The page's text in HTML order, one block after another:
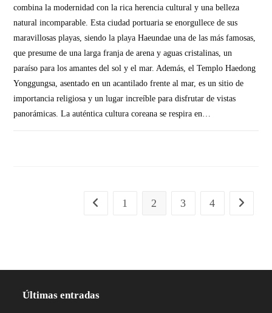
combina la modernidad con la rica herencia cultural y una belleza
natural incomparable. Esta ciudad portuaria se enorgullece de sus
maravillosas playas, siendo la playa Haeundae una de las más famosas,
que presume de una larga franja de arena y aguas cristalinas, un
paraíso para los amantes del sol y el mar. Además, el Templo Haedong
Yonggungsa, asentado en un acantilado frente al mar, es un sitio de
importancia religiosa y un lugar increíble para disfrutar de vistas
panorámicas. La auténtica cultura coreana se respira en…
1 2 3 4
Últimas entradas